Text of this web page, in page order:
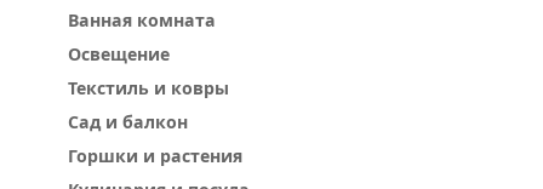
Текстиль и ковры
Кулинария и посуда
Хранение мелочей и организация
Рабочие столы и стулья
Домашнее улучшение
Ванная комната
Освещение
Текстиль и ковры
Сад и балкон
Горшки и растения